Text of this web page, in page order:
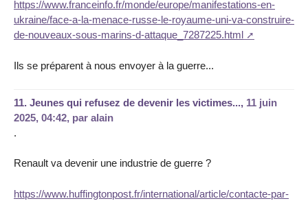
https://www.franceinfo.fr/monde/europe/manifestations-en-
ukraine/face-a-la-menace-russe-le-royaume-uni-va-construire-
de-nouveaux-sous-marins-d-attaque_7287225.html
Ils se préparent à nous envoyer à la guerre...
11. Jeunes qui refusez de devenir les victimes..., 11 juin
2025, 04:42, par alain
.
Renault va devenir une industrie de guerre ?
https://www.huffingtonpost.fr/international/article/contacte-par-